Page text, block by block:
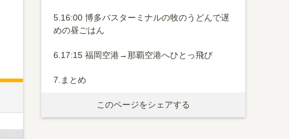
5. 16:00 博多バスターミナルの牧のうどんで遅
めの昼ごはん
6. 17:15 福岡空港→那覇空港へひとっ飛び
7. まとめ
このページをシェアする